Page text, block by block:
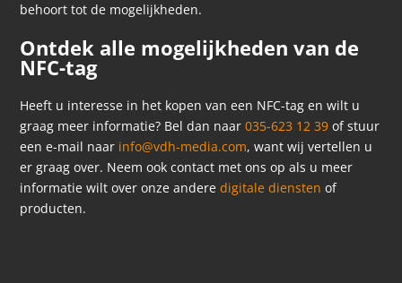
behoort tot de mogelijkheden.
Ontdek alle mogelijkheden van de
NFC-tag
Heeft u interesse in het kopen van een NFC-tag en wilt u
graag meer informatie? Bel dan naar035-623 12 39 of stuur
een e-mail naar info@vdh-media.com, want wij vertellen u
er graag over. Neem ook contact met ons op als u meer
informatie wilt over onze anderedigitale diensten of
producten.